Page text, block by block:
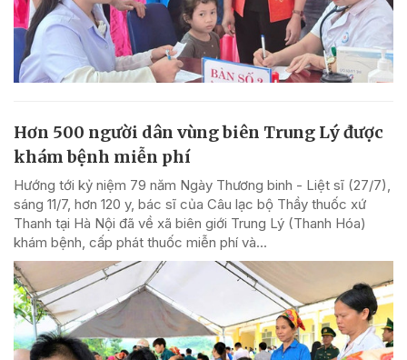
Hơn 500 người dân vùng biên Trung Lý được
khám bệnh miễn phí
Hướng tới kỷ niệm 79 năm Ngày Thương binh - Liệt sĩ (27/7),
sáng 11/7, hơn 120 y, bác sĩ của Câu lạc bộ Thầy thuốc xứ
Thanh tại Hà Nội đã về xã biên giới Trung Lý (Thanh Hóa)
khám bệnh, cấp phát thuốc miễn phí và...